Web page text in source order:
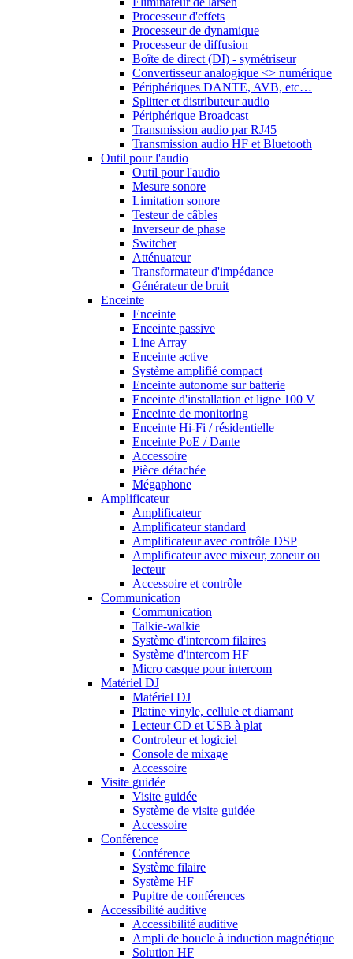
Processeur d'effets
Processeur de dynamique
Processeur de diffusion
Boîte de direct (DI) - symétriseur
Convertisseur analogique <> numérique
Périphériques DANTE, AVB, etc…
Splitter et distributeur audio
Périphérique Broadcast
Transmission audio par RJ45
Transmission audio HF et Bluetooth
Outil pour l'audio
Outil pour l'audio
Mesure sonore
Limitation sonore
Testeur de câbles
Inverseur de phase
Switcher
Atténuateur
Transformateur d'impédance
Générateur de bruit
Enceinte
Enceinte
Enceinte passive
Line Array
Enceinte active
Système amplifié compact
Enceinte autonome sur batterie
Enceinte d'installation et ligne 100 V
Enceinte de monitoring
Enceinte Hi-Fi / résidentielle
Enceinte PoE / Dante
Accessoire
Pièce détachée
Mégaphone
Amplificateur
Amplificateur
Amplificateur standard
Amplificateur avec contrôle DSP
Amplificateur avec mixeur, zoneur ou
lecteur
Accessoire et contrôle
Communication
Communication
Talkie-walkie
Système d'intercom filaires
Système d'intercom HF
Micro casque pour intercom
Matériel DJ
Matériel DJ
Platine vinyle, cellule et diamant
Lecteur CD et USB à plat
Controleur et logiciel
Console de mixage
Accessoire
Visite guidée
Visite guidée
Système de visite guidée
Accessoire
Conférence
Conférence
Système filaire
Système HF
Pupitre de conférences
Accessibilité auditive
Accessibilité auditive
Ampli de boucle à induction magnétique
Solution HF